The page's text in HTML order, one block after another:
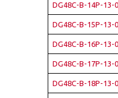
DG48C-B-14P-13-
DG48C-B-15P-13-
DG48C-B-16P-13-
DG48C-B-17P-13-
DG48C-B-18P-13-